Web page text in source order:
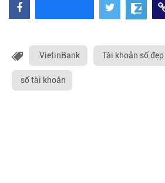
VietinBank Tài khoản số đẹp
số tài khoản